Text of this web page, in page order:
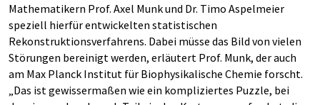
Mathematikern Prof. Axel Munk und Dr. Timo Aspelmeier
speziell hierfür entwickelten statistischen
Rekonstruktionsverfahrens. Dabei müsse das Bild von vielen
Störungen bereinigt werden, erläutert Prof. Munk, der auch
am Max Planck Institut für Biophysikalische Chemie forscht.
„Das ist gewissermaßen wie ein kompliziertes Puzzle, bei